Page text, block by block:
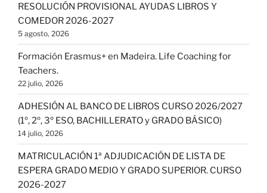
RESOLUCIÓN PROVISIONAL AYUDAS LIBROS Y
COMEDOR 2026-2027
5 agosto, 2026
Formación Erasmus+ en Madeira. Life Coaching for
Teachers.
22 julio, 2026
ADHESIÓN AL BANCO DE LIBROS CURSO 2026/2027
(1º, 2º, 3º ESO, BACHILLERATO y GRADO BÁSICO)
14 julio, 2026
MATRICULACIÓN 1ª ADJUDICACIÓN DE LISTA DE
ESPERA GRADO MEDIO Y GRADO SUPERIOR. CURSO
2026-2027